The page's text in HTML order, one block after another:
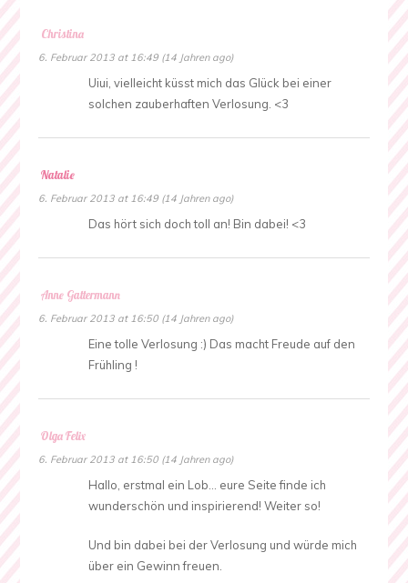
Christina
6. Februar 2013 at 16:49 (14 Jahren ago)
Uiui, vielleicht küsst mich das Glück bei einer
solchen zauberhaften Verlosung. <3
Natalie
6. Februar 2013 at 16:49 (14 Jahren ago)
Das hört sich doch toll an! Bin dabei! <3
Anne Gattermann
6. Februar 2013 at 16:50 (14 Jahren ago)
Eine tolle Verlosung :) Das macht Freude auf den
Frühling !
Olga Felix
6. Februar 2013 at 16:50 (14 Jahren ago)
Hallo, erstmal ein Lob… eure Seite finde ich
wunderschön und inspirierend! Weiter so!
Und bin dabei bei der Verlosung und würde mich
über ein Gewinn freuen.